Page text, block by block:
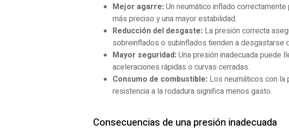
Mejor agarre:Un neumático inflado
más preciso y una mayor estabilidad.
Reducción del desgaste: La presión correcta
sobreinflados o subinflados tienden a desgastarse
Mayor seguridad:Una presión inadecuada puede
aceleraciones rápidas o curvas cerradas.
Consumo de combustible: Los neumáticos con la
resistencia a la rodadura significa menos gasto.
Consecuencias de una presión inadecuada